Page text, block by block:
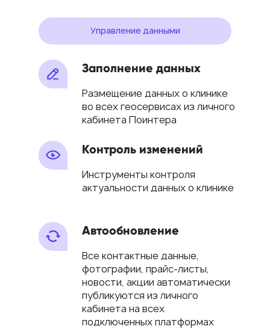
Заполнение данных
Контроль изменений
Размещение данных о клинике
во всех геосервисах из личного
кабинета Поинтера
Инструменты контроля
актуальности данных о клинике
Автообновление
Все контактные данные,
фотографии, прайс-листы,
новости, акции автоматически
публикуются из личного
кабинета на всех
подключенных платформах
Управление данными